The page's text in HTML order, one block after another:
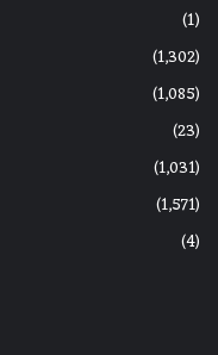
(1)
(1,302)
(1,085)
(23)
(1,031)
(1,571)
(4)